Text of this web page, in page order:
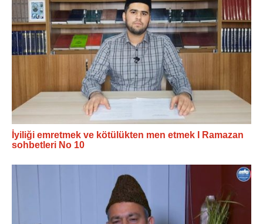
İyiliği emretmek ve kötülükten men etmek I Ramazan
sohbetleri No 10